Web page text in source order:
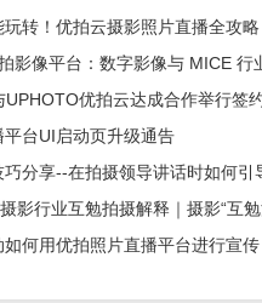
玩转！优拍云摄影照片直播全攻略
影像平台：数字影像与 MICE 行
UPHOTO优拍云达成合作举行签
台UI启动页升级通告
分享--在拍摄领导讲话时如何引
影行业互勉拍摄解释｜摄影“互
何用优拍照片直播平台进行宣传